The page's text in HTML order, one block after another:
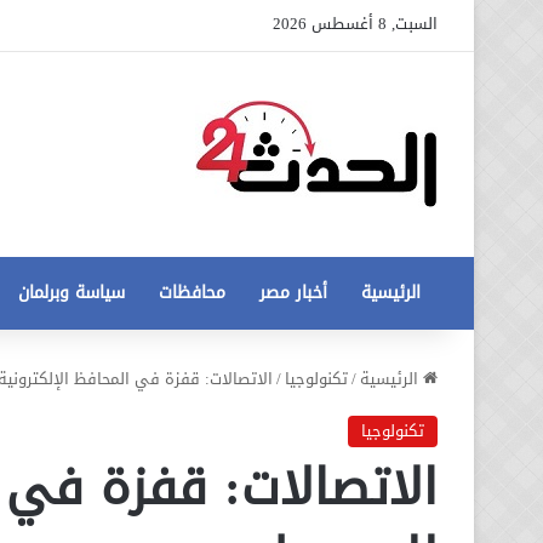
السبت, 8 أغسطس 2026
الرئيسية أخبار مصر محافظات سياسة وبرلمان
الرئيسية/تكنولوجيا/الاتصالات: قفزة في المحافظ
تكنولوجيا
الاتصالات: قفزة في
عاجل
أزمة
مخالفات
12 أغسطس، 2020
عاجل تطورات جديدة في